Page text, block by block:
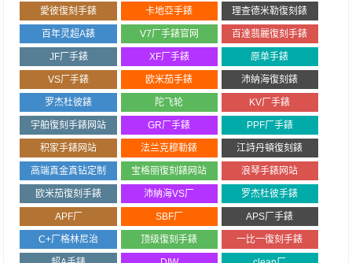
愛彼復刻手錶 卡地亞手錶 理查德米勒復刻錶
百年灵超A錶 V7厂手錶官网 百達翡麗復刻手錶
JF厂手錶 XF厂手錶 原单手錶
VS厂手錶 欧米茄手錶 沛納海復刻錶
罗杰杜彼錶 陀飞轮 KV厂手錶
宇舶復刻手錶网站 GR厂手錶 PPF厂手錶
积家手錶网站 法兰克穆勒錶 江詩丹頓復刻錶
高端真金真钻定制 宝格丽復刻錶网站 浪琴手錶网站
欧米茄復刻手錶 沛納海VS厂 罗杰杜彼手錶
APF厂 SBF厂 APS厂手錶
C+厂格林尼治 顶级復刻手錶 一比一復刻手錶